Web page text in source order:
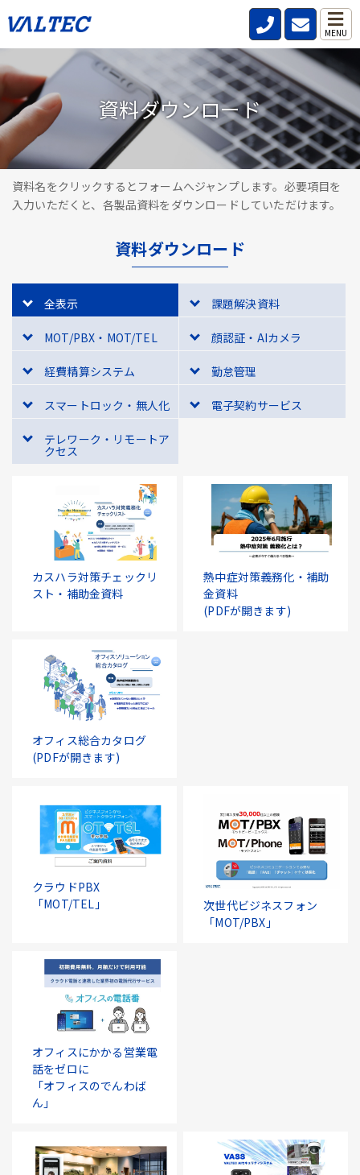
MENU
資料ダウンロード
資料名をクリックするとフォームへジャンプします。必要項目を
入力いただくと、各製品資料をダウンロードしていただけます。
資料ダウンロード
全表示 課題解決資料
MOT/PBX・MOT/TEL 顔認証・AIカメラ
経費精算システム 勤怠管理
スマートロック・無人化 電子契約サービス
テレワーク・リモートア
クセス
カスハラ対策チェックリ
スト・補助金資料
熱中症対策義務化・補助
金資料
(PDFが開きます)
オフィス総合カタログ
(PDFが開きます)
クラウドPBX
「MOT/TEL」
次世代ビジネスフォン
「MOT/PBX」
オフィスにかかる営業電
話をゼロに
「オフィスのでんわば
ん」